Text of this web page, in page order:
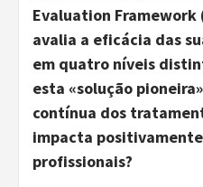
Evaluation Framework
avalia a eficácia das
em quatro níveis
esta «solução pioneira»
contínua dos
impacta positivamente
profissionais?